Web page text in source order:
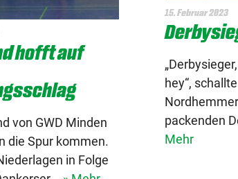
hofft auf
von GWD Minden
die Spur kommen.
in Folge
15. Februar 2023
hey“,
packenden
Mehr